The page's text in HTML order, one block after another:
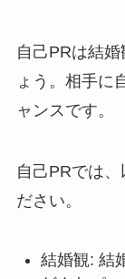
自己PRは結
ょう。相手に
ャンスです。
自己PRでは
ださい。
結婚観: 結